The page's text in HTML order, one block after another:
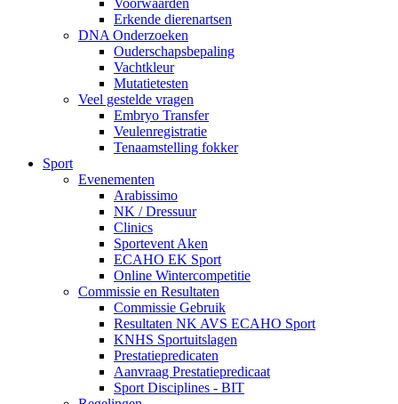
Voorwaarden
Erkende dierenartsen
DNA Onderzoeken
Ouderschapsbepaling
Vachtkleur
Mutatietesten
Veel gestelde vragen
Embryo Transfer
Veulenregistratie
Tenaamstelling fokker
Sport
Evenementen
Arabissimo
NK / Dressuur
Clinics
Sportevent Aken
ECAHO EK Sport
Online Wintercompetitie
Commissie en Resultaten
Commissie Gebruik
Resultaten NK AVS ECAHO Sport
KNHS Sportuitslagen
Prestatiepredicaten
Aanvraag Prestatiepredicaat
Sport Disciplines - BIT